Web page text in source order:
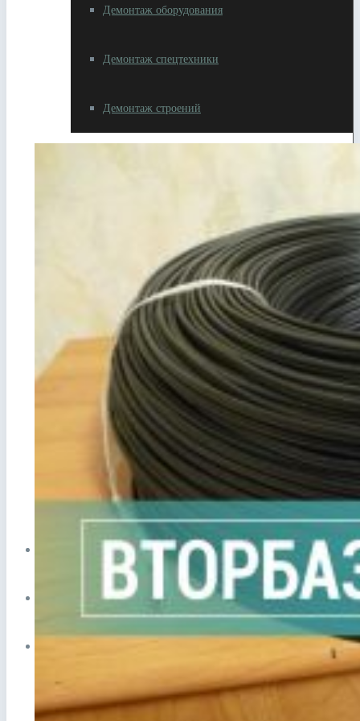
Демонтаж оборудования
Демонтаж спецтехники
Демонтаж строений
Вывоз металлолома
Самовывоз металлолома
Сдать автотехнику на металлолом
Прием лома в Видном
Сдать аккумулятор ноутбука
Сдать аккумулятор телефона
СПРАВОЧНИК